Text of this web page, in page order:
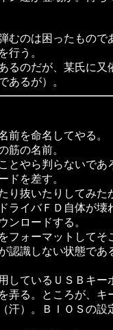
のは困ったもので
行う。
のだが、某氏に
あるが）。
を命名してやる。
の名前。
やら判らないであ
を差す。
抜いたりしてみた
イバＦＤ自体が
ンロードする。
ォーマットして
識しない状態で
ているＵＳＢキ
る。ところが、
）。ＢＩＯＳの